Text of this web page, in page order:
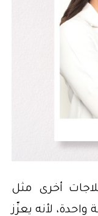
أخرى مثل
لأنه يعزّز